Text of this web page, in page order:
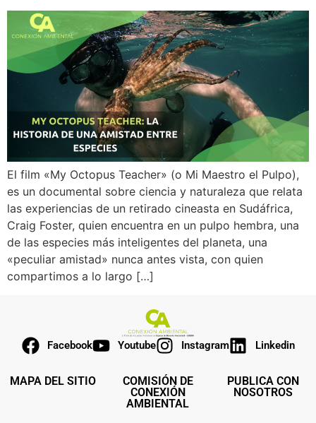
El film «My Octopus Teacher» (o Mi Maestro el Pulpo),
es un documental sobre ciencia y naturaleza que relata
las experiencias de un retirado cineasta en Sudáfrica,
Craig Foster, quien encuentra en un pulpo hembra, una
de las especies más inteligentes del planeta, una
«peculiar amistad» nunca antes vista, con quien
compartimos a lo largo […]
Facebook Youtube Instagram Linkedin
MAPA DEL SITIO
COMISIÓN DE
CONEXIÓN
AMBIENTAL
PUBLICA CON
NOSOTROS